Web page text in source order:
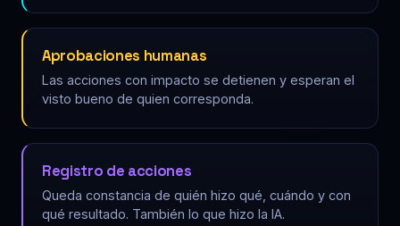
Aprobaciones humanas
Las acciones con impacto se detienen y esperan el
visto bueno de quien corresponda.
Registro de acciones
Queda constancia de quién hizo qué, cuándo y con
qué resultado. También lo que hizo la IA.